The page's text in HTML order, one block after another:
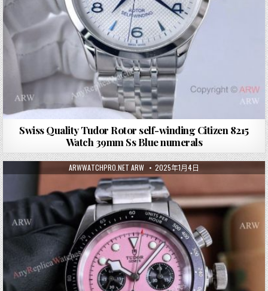
Swiss Quality Tudor Rotor self-winding Citizen 8215
Watch 39mm Ss Blue numerals
ARWWATCHPRO.NET ARW 2025年1月4日